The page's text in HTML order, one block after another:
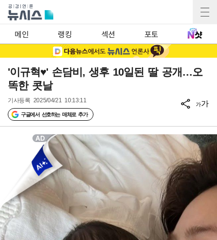
메인 랭킹 섹션 포토
'이규혁♥' 손담비, 생후 10일된 딸 공개…오
똑한 콧날
기사등록 2025/04/21 10:13:11
구글에서 선호하는 매체로 추가
가가